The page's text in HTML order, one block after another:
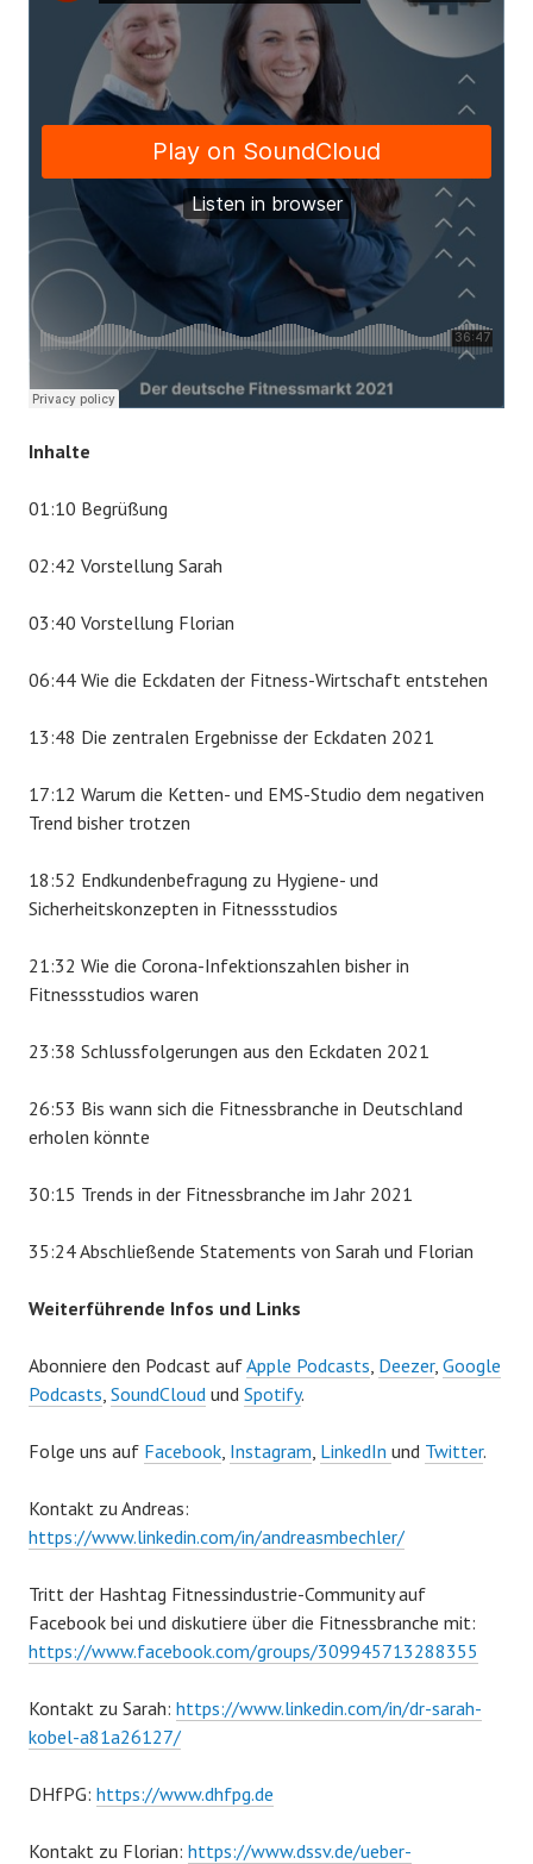
0
2
1
Inhalte
01:10 Begrüßung
02:42 Vorstellung Sarah
03:40 Vorstellung Florian
06:44 Wie die Eckdaten der Fitness-Wirtschaft entstehen
13:48 Die zentralen Ergebnisse der Eckdaten 2021
17:12 Warum die Ketten- und EMS-Studio dem negativen
Trend bisher trotzen
18:52 Endkundenbefragung zu Hygiene- und
Sicherheitskonzepten in Fitnessstudios
21:32 Wie die Corona-Infektionszahlen bisher in
Fitnessstudios waren
23:38 Schlussfolgerungen aus den Eckdaten 2021
26:53 Bis wann sich die Fitnessbranche in Deutschland
erholen könnte
30:15 Trends in der Fitnessbranche im Jahr 2021
35:24 Abschließende Statements von Sarah und Florian
Weiterführende Infos und Links
Abonniere den Podcast aufApple Podcasts, Deezer, Google
Podcasts, SoundCloud und Spotify.
Folge uns auf Facebook, Instagram, LinkedIn und Twitter.
Kontakt zu Andreas:
https://www.linkedin.com/in/andreasmbechler/
Tritt der Hashtag Fitnessindustrie-Community auf
Facebook bei und diskutiere über die Fitnessbranche mit:
https://www.facebook.com/groups/309945713288355
Kontakt zu Sarah: https://www.linkedin.com/in/dr-sarah-
kobel-a81a26127/
DHfPG: https://www.dhfpg.de
Kontakt zu Florian: https://www.dssv.de/ueber-